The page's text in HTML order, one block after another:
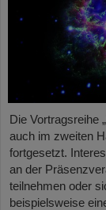
Die Vortragsreihe
auch im zweiten
fortgesetzt.
an der
teilnehmen oder
beispielsweise